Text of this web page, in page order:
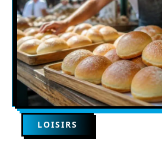
LOISIRS